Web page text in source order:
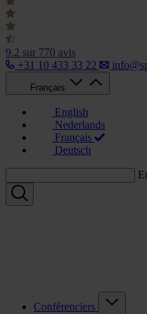
9.2 sur 770 avis
+31 10 433 33 22
Français
English
Nederlands
Français
Deutsch
Conférenciers